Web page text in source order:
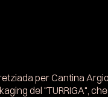
per Cantina
del "TURRIGA",